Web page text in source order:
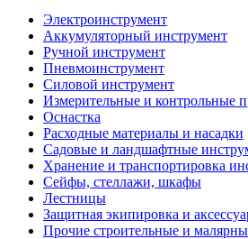
Электроинструмент
Аккумуляторный инструмент
Ручной инструмент
Пневмоинструмент
Силовой инструмент
Измерительные и контрольные
Оснастка
Расходные материалы и насадки
Садовые и ландшафтные
Хранение и транспортировка
Сейфы, стеллажи, шкафы
Лестницы
Защитная экипировка и
Прочие строительные и